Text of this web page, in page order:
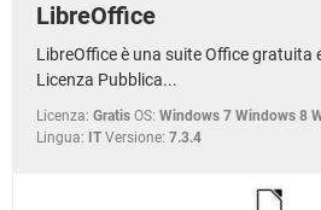
LibreOffice
LibreOffice è una suite Office gratuita
Licenza Pubblica...
Licenza: Gratis OS: Windows 7 Windows 8
Lingua: IT Versione: 7.3.4